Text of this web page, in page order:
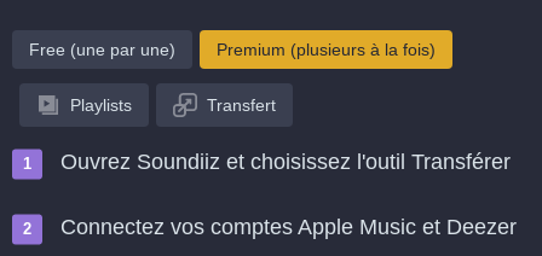
Free (une par une) Premium (plusieurs à la fois)
Playlists Transfert
Ouvrez Soundiiz et choisissez l'outil Transférer
Connectez vos comptes Apple Music et Deezer